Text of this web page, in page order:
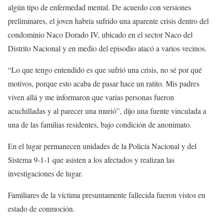
algún tipo de enfermedad mental. De acuerdo con versiones
preliminares, el joven habría sufrido una aparente crisis dentro del
condominio Naco Dorado IV, ubicado en el sector Naco del
Distrito Nacional y en medio del episodio atacó a varios vecinos.
“Lo que tengo entendido es que sufrió una crisis, no sé por qué
motivos, porque esto acaba de pasar hace un ratito. Mis padres
viven allá y me informaron que varias personas fueron
acuchilladas y al parecer una murió”, dijo una fuente vinculada a
una de las familias residentes, bajo condición de anonimato.
En el lugar permanecen unidades de la Policía Nacional y del
Sistema 9-1-1 que asisten a los afectados y realizan las
investigaciones de lugar.
Familiares de la víctima presuntamente fallecida fueron vistos en
estado de conmoción.